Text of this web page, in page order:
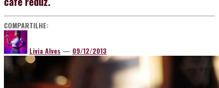
COMPARTILHE:
Livia Alves — 09/12/2013